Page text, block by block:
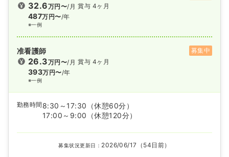
32.6万円〜/月
487万円〜/年
※一例
賞与 4ヶ月
准看護師 募集中
26.3万円〜/月
393万円〜/年
※一例
賞与 4ヶ月
勤務時間 8:30～17:30
（休憩60分）
17:00～9:00
（休憩120分）
募集状況更新日： 2026/06/17（54日前）